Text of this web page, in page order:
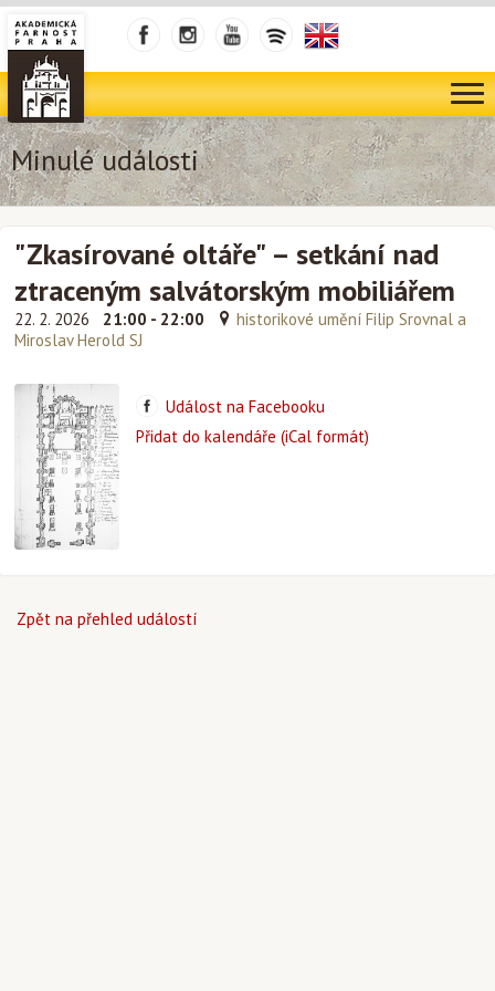
Minulé události
"Zkasírované oltáře" – setkání nad
ztraceným salvátorským mobiliářem
22. 2. 2026 21:00 - 22:00
historikové umění Filip Srovnal a
Miroslav Herold SJ
Událost na Facebooku
Přidat do kalendáře (iCal formát)
Zpět na přehled událostí